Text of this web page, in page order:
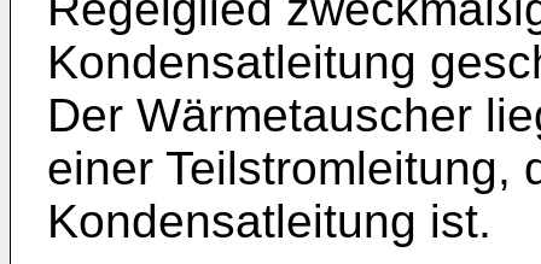
Kondensatleitung
Der Wärmetauscher
einer Teilstromleitung,
Kondensatleitung ist.